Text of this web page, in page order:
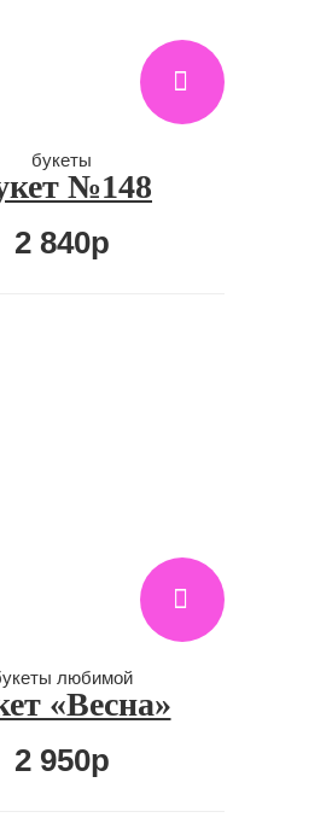
букеты
№148
2 840р
любимой
«Весна»
2 950р